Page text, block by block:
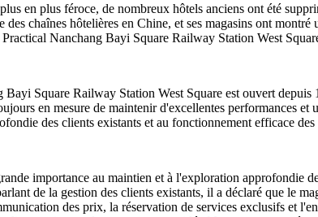
en plus féroce, de nombreux hôtels anciens ont été
chaînes hôtelières en Chine, et ses magasins ont
Nanchang Bayi Square Railway Station West
Square Railway Station West Square est ouvert
en mesure de maintenir d'excellentes performances
des clients existants et au fonctionnement efficace
importance au maintien et à l'exploration approfondie
de la gestion des clients existants, il a déclaré que le
des prix, la réservation de services exclusifs et